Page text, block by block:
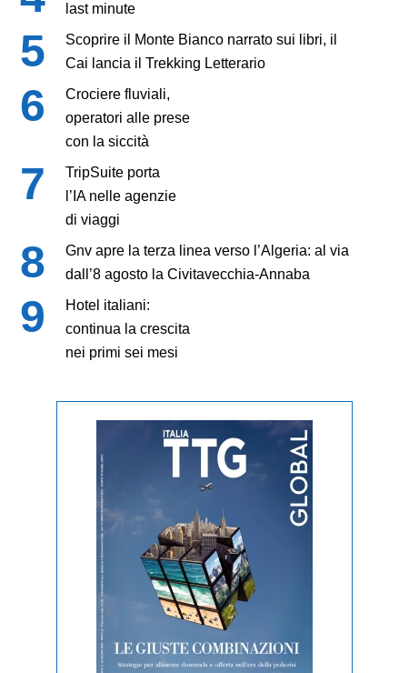
last minute
Scoprire il Monte Bianco narrato sui libri, il
Cai lancia il Trekking Letterario
Crociere fluviali,
operatori alle prese
con la siccità
TripSuite porta
l’IA nelle agenzie
di viaggi
Gnv apre la terza linea verso l’Algeria: al via
dall’8 agosto la Civitavecchia-Annaba
Hotel italiani:
continua la crescita
nei primi sei mesi